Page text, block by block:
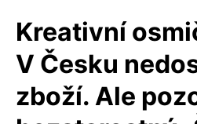
Kreativní
V Česku
zboží. Ale